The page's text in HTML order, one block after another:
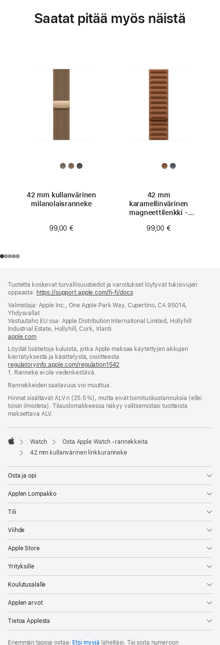
Saatat pitää myös näistä
42 mm kullanvärinen
milanolaisranneke
99,00 €
42 mm
karamellinvärinen
magneettilenkki -
99,00 €
Tuotetta koskevat turvallisuustiedot ja varoitukset löytyvät tukisivujen
oppaasta: https://support.apple.com/fi-fi/docs(avautuu
ikkunaan)
Valmistaja: Apple Inc., One Apple Park Way, Cupertino, CA 95014,
Yhdysvallat
Vastuutaho EU:ssa: Apple Distribution International Limited, Hollyhill
Industrial Estate, Hollyhill, Cork, Irlanti
apple.com(avautuu
uuteen
ikkunaan)
Löydät lisätietoja kuluista, jotka Apple maksaa käytettyjen akkujen
kierrätyksestä ja käsittelystä, osoitteesta
regulatoryinfo.apple.com/regulation1542
1. Ranneke ei ole vedenkestävä.
Rannekkeiden saatavuus voi muuttua.
Hinnat sisältävät ALV:n (25.5 %), mutta eivät toimitus­kustannuksia (ellei
toisin ilmoiteta). Tilauslomakkeessa näkyy valitsemistasi tuotteista
maksettava ALV.
Apple
Watch
Osta Apple Watch ‑rannekkeita
42 mm kullanvärinen linkkuranneke
Osta ja opi
Applen Lompakko
Tili
Viihde
Apple Store
Yrityksille
Koulutusalalle
Applen arvot
Tietoa Applesta
Enemmän tapoja ostaa: Etsi myyjä läheltäsi. Tai soita numeroon